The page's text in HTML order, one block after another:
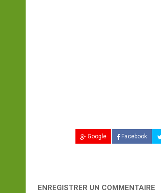
Google Facebook
ENREGISTRER UN COMMENTAIRE